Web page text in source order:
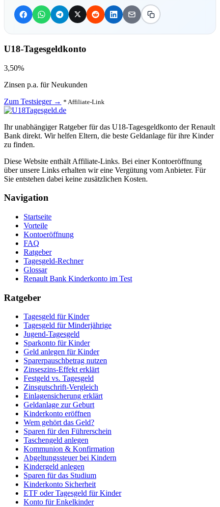
U18-Tagesgeldkonto
3,50%
Zinsen p.a. für Neukunden
Zum Testsieger → * Affiliate-Link
Ihr unabhängiger Ratgeber für das U18-Tagesgeldkonto der Renault
Bank direkt. Wir helfen Eltern, die beste Geldanlage für ihre Kinder
zu finden.
Diese Website enthält Affiliate-Links. Bei einer Kontoeröffnung
über unsere Links erhalten wir eine Vergütung vom Anbieter. Für
Sie entstehen dabei keine zusätzlichen Kosten.
Navigation
Startseite
Vorteile
Kontoeröffnung
FAQ
Ratgeber
Tagesgeld-Rechner
Glossar
Renault Bank Kinderkonto im Test
Ratgeber
Tagesgeld für Kinder
Tagesgeld für Minderjährige
Jugend-Tagesgeld
Sparkonto für Kinder
Geld anlegen für Kinder
Sparerpauschbetrag nutzen
Zinseszins-Effekt erklärt
Festgeld vs. Tagesgeld
Zinsgutschrift-Vergleich
Einlagensicherung erklärt
Geldanlage zur Geburt
Kinderkonto eröffnen
Wem gehört das Geld?
Sparen für den Führerschein
Taschengeld anlegen
Kommunion & Konfirmation
Abgeltungssteuer bei Kindern
Kindergeld anlegen
Sparen für das Studium
Kinderkonto Sicherheit
ETF oder Tagesgeld für Kinder
Konto für Enkelkinder